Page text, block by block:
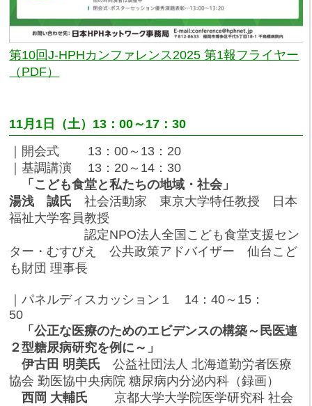
第10回J-HPHカンファレンス2025 第1報フライヤー
（PDF）
11月1日（土）13：00～17：30
｜開会式 13：00～13：20
｜基調講演 13：20～14：30
「こども食堂と私たちの地域・社会」
湯浅 誠氏 社会活動家 東京大学特任教授 日本
福祉大学客員教授
認定NPO法人全国こども食堂支援セン
ター・むすびえ 公共政策アドバイザー 仙台こど
も財団 理事長
｜パネルディスカッション１ 14：40～15：
50
「公正な医療のためのエビデンスの構築～民医連
２型糖尿病研究を例に～」
伊古田 明美氏公益社団法人 北海道勤労者医療
協会 勤医協中央病院 糖尿病内分泌内科（録画）
西岡 大輔氏 京都大学大学院医学研究科 社会